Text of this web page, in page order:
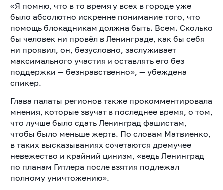
«Я помню, что в то время у всех в городе уже
было абсолютно искренне понимание того, что
помощь блокадникам должна быть. Всем. Сколько
бы человек ни провёл в Ленинграде, как бы себя
ни проявил, он, безусловно, заслуживает
максимального участия и оставлять его без
поддержки — безнравственно», — убеждена
спикер.
Глава палаты регионов также прокомментировала
мнения, которые звучат в последнее время, о том,
что лучше было сдать Ленинград фашистам,
чтобы было меньше жертв. По словам Матвиенко,
в таких высказываниях сочетаются дремучее
невежество и крайний цинизм, «ведь Ленинград
по планам Гитлера после взятия подлежал
полному уничтожению».